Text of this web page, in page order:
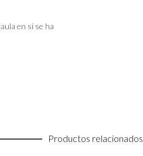
en sí se ha
Productos relacionados